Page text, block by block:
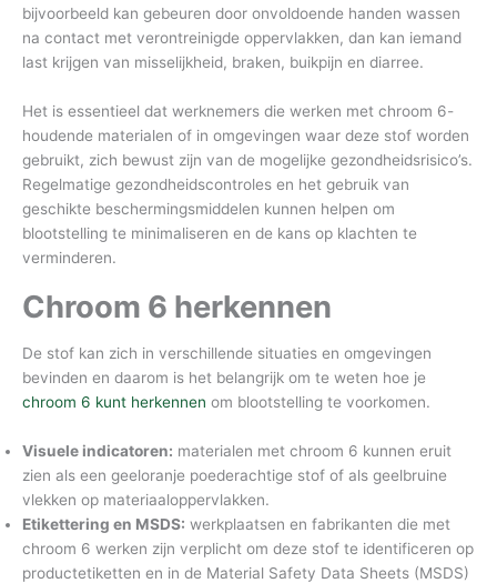
bijvoorbeeld kan gebeuren door onvoldoende handen wassen
na contact met verontreinigde oppervlakken, dan kan iemand
last krijgen van misselijkheid, braken, buikpijn en diarree.
Het is essentieel dat werknemers die werken met chroom 6-
houdende materialen of in omgevingen waar deze stof worden
gebruikt, zich bewust zijn van de mogelijke gezondheidsrisico’s.
Regelmatige gezondheidscontroles en het gebruik van
geschikte beschermingsmiddelen kunnen helpen om
blootstelling te minimaliseren en de kans op klachten te
verminderen.
Chroom 6 herkennen
De stof kan zich in verschillende situaties en omgevingen
bevinden en daarom is het belangrijk om te weten hoe je
chroom 6 kunt herkennen om blootstelling te voorkomen.
Visuele indicatoren: materialen met chroom 6 kunnen eruit
zien als een geeloranje poederachtige stof of als geelbruine
vlekken op materiaaloppervlakken.
Etikettering en MSDS: werkplaatsen en fabrikanten die met
chroom 6 werken zijn verplicht om deze stof te identificeren op
productetiketten en in de Material Safety Data Sheets (MSDS)